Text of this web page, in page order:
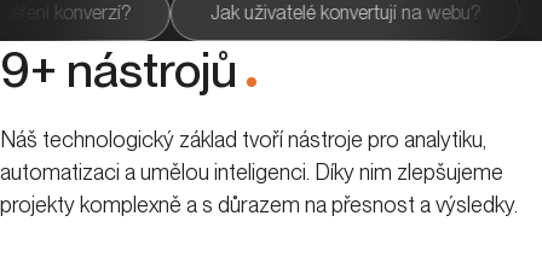
kampaní pomocí měření konverzí? Jak uživatelé
9+ nástrojů
.
Náš technologický základ tvoří nástroje pro analytiku,
automatizaci a umělou inteligenci. Díky nim zlepšujeme
projekty komplexně a s důrazem na přesnost a výsledky.